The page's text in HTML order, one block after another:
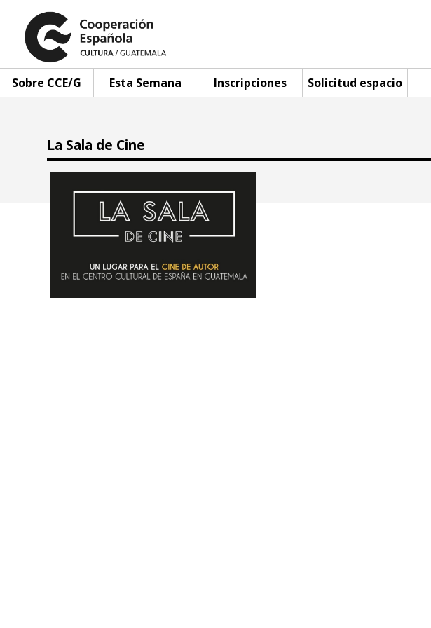
Sobre CCE/G Esta Semana Inscripciones Solicitud espacio
La Sala de Cine